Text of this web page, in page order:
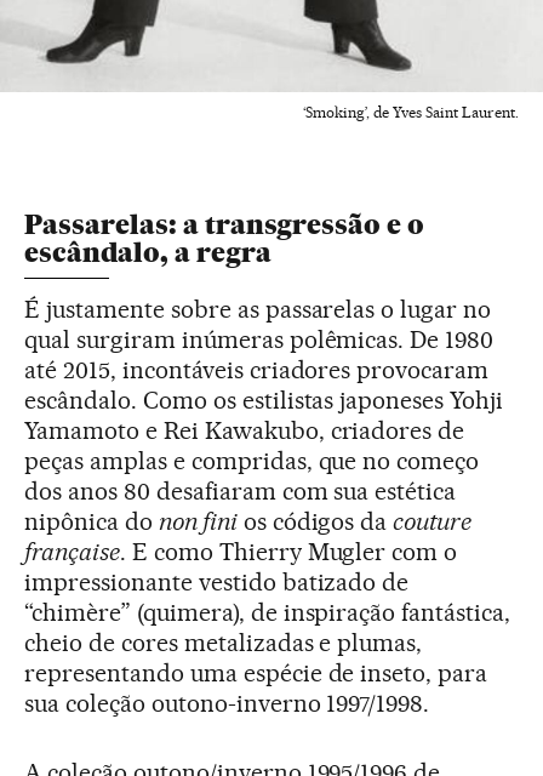
‘Smoking’, de Yves Saint Laurent.
Passarelas: a transgressão e o
escândalo, a regra
É justamente sobre as passarelas o lugar no
qual surgiram inúmeras polêmicas. De 1980
até 2015, incontáveis criadores provocaram
escândalo. Como os estilistas japoneses Yohji
Yamamoto e Rei Kawakubo, criadores de
peças amplas e compridas, que no começo
dos anos 80 desafiaram com sua estética
nipônica do non finios códigos dacouture
française. E como Thierry Mugler com o
impressionante vestido batizado de
“chimère” (quimera), de inspiração fantástica,
cheio de cores metalizadas e plumas,
representando uma espécie de inseto, para
sua coleção outono-inverno 1997/1998.